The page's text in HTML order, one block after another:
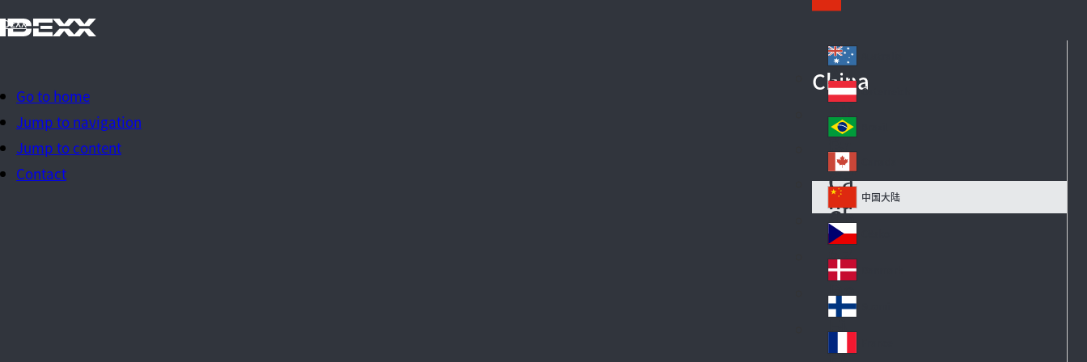
Go to home
Jump to navigation
Jump to content
Contact
IDEXX
China
Au
str
ali
a
Au
str
ia
Österreich
Br
azi
l
Ca
na
da
Ch
in
a
中国大陆
Cz
ec
h
De
n
m
ar
Fi
nl